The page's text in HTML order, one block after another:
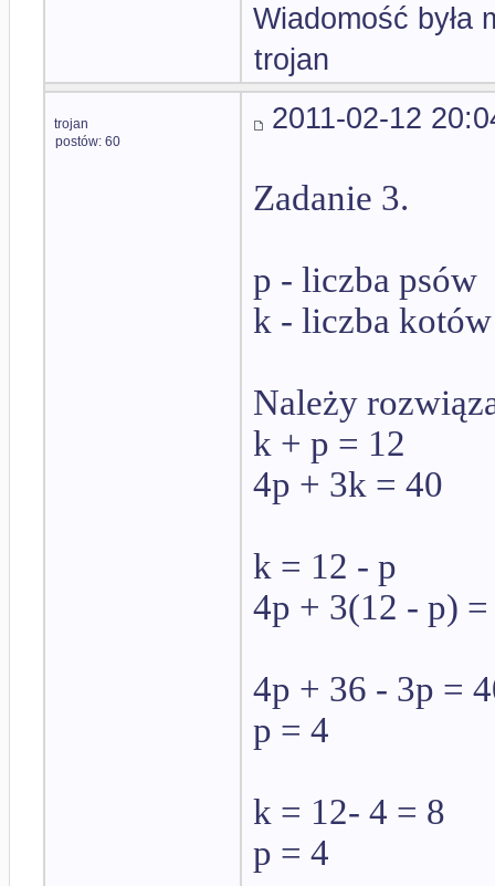
Wiadomość była
trojan
trojan
postów: 60
2011-02-12
Zadanie 3.
p - liczba psów
k - liczba kotów
Należy
k + p = 12
4p + 3k = 40
k = 12 - p
4p + 3(12 - p)
4p + 36 - 3p =
p = 4
k = 12- 4 = 8
p = 4